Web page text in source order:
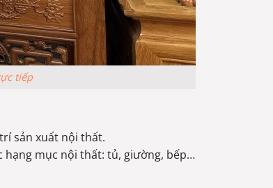
tiếp
sản xuất nội thất.
hạng mục nội thất: tủ, giường, bếp…